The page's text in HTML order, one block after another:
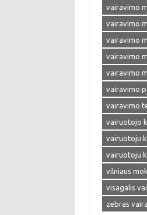
vairavimo
vairavimo
vairavimo
vairavimo
vairavimo
vairavimo
vairavimo
vairuotojo
vairuotoju
vairuotoju
vilniaus
visagalis
zebras